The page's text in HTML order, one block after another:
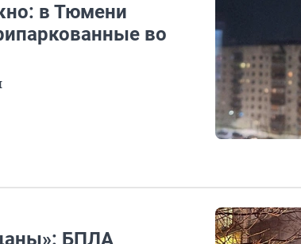
в Тюмени
во
БПЛА